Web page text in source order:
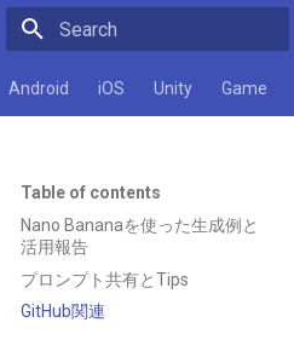
Android iOS Unity Game
Table of contents
Nano Bananaを使った生成例と
活用報告
プロンプト共有とTips
GitHub関連